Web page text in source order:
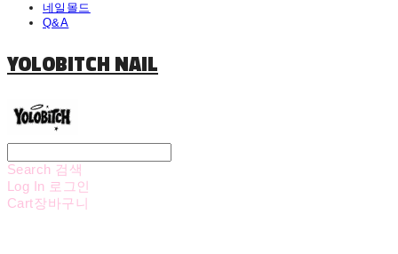
네일몰드
Q&A
YOLOBITCH NAIL
Search 검색
Log In 로그인
Cart장바구니